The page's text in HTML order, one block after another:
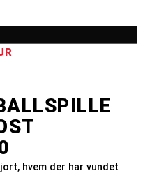
hvem der har vundet